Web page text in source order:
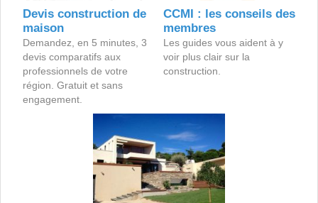
Devis construction de
maison
Demandez, en 5 minutes, 3
devis comparatifs aux
professionnels de votre
région. Gratuit et sans
engagement.
CCMI : les conseils des
membres
Les guides vous aident à y
voir plus clair sur la
construction.